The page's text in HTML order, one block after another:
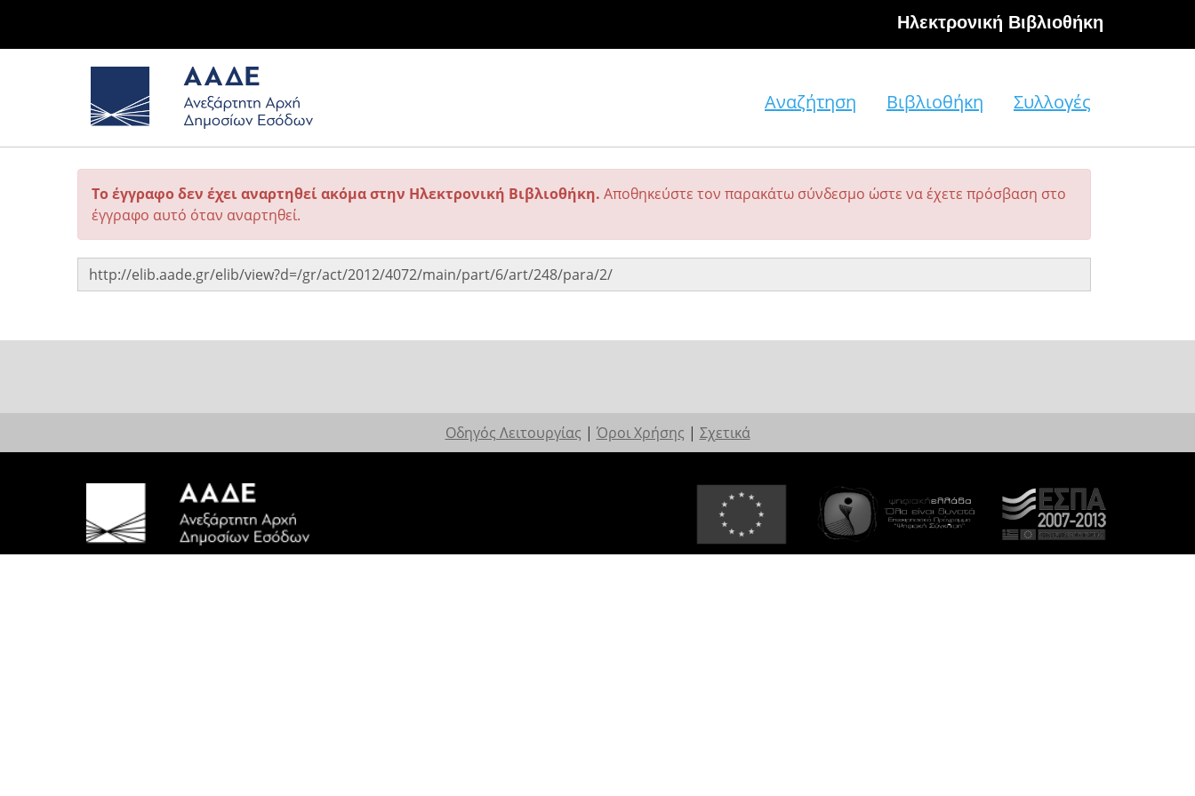
Hλεκτρονική Βιβλιοθήκη
Αναζήτηση Βιβλιοθήκη Συλλογές
Το έγγραφο δεν έχει αναρτηθεί ακόμα στην Ηλεκτρονική Βιβλιοθήκη. Αποθηκεύστε τον παρακάτω σύνδεσμο ώστε να έχετε πρόσβαση στο
έγγραφο αυτό όταν αναρτηθεί.
Οδηγός Λειτουργίας | Όροι Χρήσης | Σχετικά